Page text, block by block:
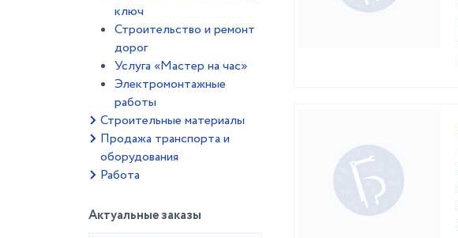
ключ
Строительство и ремонт
дорог
Услуга «Мастер на час»
Электромонтажные
работы
Строительные материалы
Продажа транспорта и
оборудования
Работа
Актуальные заказы